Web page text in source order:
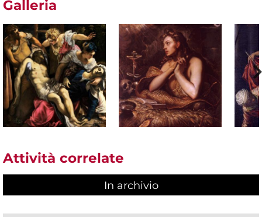
Galleria
Attività correlate
In archivio